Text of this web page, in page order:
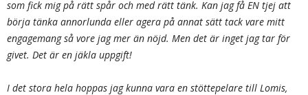
som fick mig på rätt spår och med rätt tänk. Kan jag få EN tjej att
börja tänka annorlunda eller agera på annat sätt tack vare mitt
engagemang så vore jag mer än nöjd. Men det är inget jag tar för
givet. Det är en jäkla uppgift!
I det stora hela hoppas jag kunna vara en stöttepelare till Lomis,